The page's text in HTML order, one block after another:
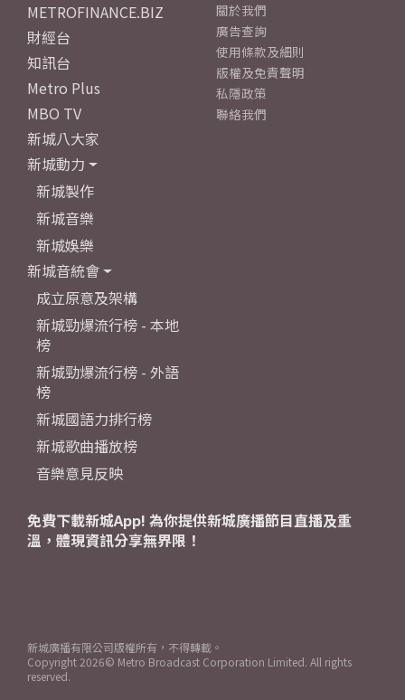
METROFINANCE.BIZ
財經台
知訊台
Metro Plus
MBO TV
新城八大家
新城動力
新城製作
新城音樂
新城娛樂
新城音統會
成立原意及架構
新城勁爆流行榜 - 本地
榜
新城勁爆流行榜 - 外語
榜
新城國語力排行榜
新城歌曲播放榜
音樂意見反映
關於我們
廣告查詢
使用條款及細則
版權及免責聲明
私隱政策
聯絡我們
免費下載新城App! 為你提供新城廣播節目直播及重
溫，體現資訊分享無界限！
新城廣播有限公司版權所有，不得轉載。
Copyright 2026© Metro Broadcast Corporation Limited. All rights
reserved.